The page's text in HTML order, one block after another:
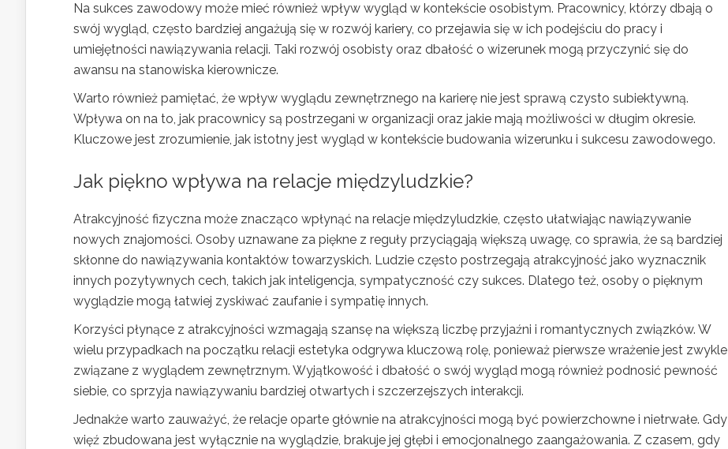
Na sukces zawodowy może mieć również wpływ wygląd w kontekście osobistym. Pracownicy, którzy dbają o
swój wygląd, często bardziej angażują się w rozwój kariery, co przejawia się w ich podejściu do pracy i
umiejętności nawiązywania relacji. Taki rozwój osobisty oraz dbałość o wizerunek mogą przyczynić się do
awansu na stanowiska kierownicze.
Warto również pamiętać, że wpływ wyglądu zewnętrznego na karierę nie jest sprawą czysto subiektywną.
Wpływa on na to, jak pracownicy są postrzegani w organizacji oraz jakie mają możliwości w długim okresie.
Kluczowe jest zrozumienie, jak istotny jest wygląd w kontekście budowania wizerunku i sukcesu zawodowego.
Jak piękno wpływa na relacje międzyludzkie?
Atrakcyjność fizyczna może znacząco wpłynąć na relacje międzyludzkie, często ułatwiając nawiązywanie
nowych znajomości. Osoby uznawane za piękne z reguły przyciągają większą uwagę, co sprawia, że są bardziej
skłonne do nawiązywania kontaktów towarzyskich. Ludzie często postrzegają atrakcyjność jako wyznacznik
innych pozytywnych cech, takich jak inteligencja, sympatyczność czy sukces. Dlatego też, osoby o pięknym
wyglądzie mogą łatwiej zyskiwać zaufanie i sympatię innych.
Korzyści płynące z atrakcyjności wzmagają szansę na większą liczbę przyjaźni i romantycznych związków. W
wielu przypadkach na początku relacji estetyka odgrywa kluczową rolę, ponieważ pierwsze wrażenie jest zwykle
związane z wyglądem zewnętrznym. Wyjątkowość i dbałość o swój wygląd mogą również podnosić pewność
siebie, co sprzyja nawiązywaniu bardziej otwartych i szczerzejszych interakcji.
Jednakże warto zauważyć, że relacje oparte głównie na atrakcyjności mogą być powierzchowne i nietrwałe. Gdy
więź zbudowana jest wyłącznie na wyglądzie, brakuje jej głębi i emocjonalnego zaangażowania. Z czasem, gdy